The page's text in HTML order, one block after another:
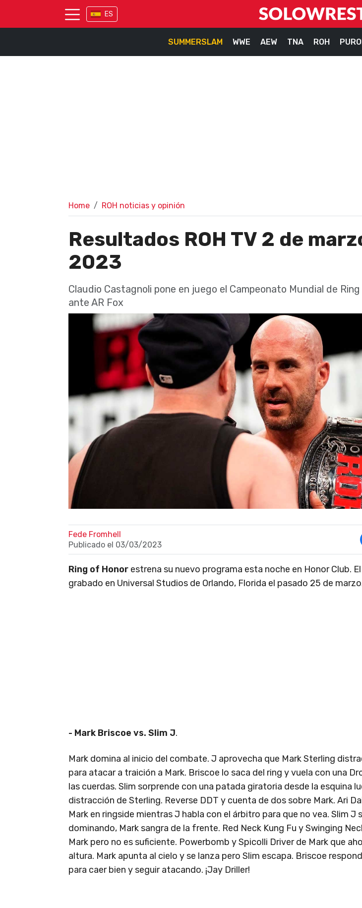
ES
SUMMERSLAM WWE AEW TNA ROH
Home ROH noticias y opinión
Resultados ROH TV 2 de
2023
Claudio Castagnoli pone en juego el Campeonato Mundial de
ante AR Fox
Fede Fromhell
Publicado el 03/03/2023
Ring of Honor estrena su nuevo programa esta noche en Honor Club.
grabado en Universal Studios de Orlando, Florida el pasado 25 de
- Mark Briscoe vs. Slim J.
Mark domina al inicio del combate. J aprovecha que Mark Sterling
para atacar a traición a Mark. Briscoe lo saca del ring y vuela con una
las cuerdas. Slim sorprende con una patada giratoria desde la esquina
distracción de Sterling. Reverse DDT y cuenta de dos sobre Mark. Ari
Mark en ringside mientras J habla con el árbitro para que no vea. Slim J
dominando, Mark sangra de la frente. Red Neck Kung Fu y Swinging
Mark pero no es suficiente. Powerbomb y Spicolli Driver de Mark que
altura. Mark apunta al cielo y se lanza pero Slim escapa. Briscoe
para caer bien y seguir atacando. ¡Jay Driller!